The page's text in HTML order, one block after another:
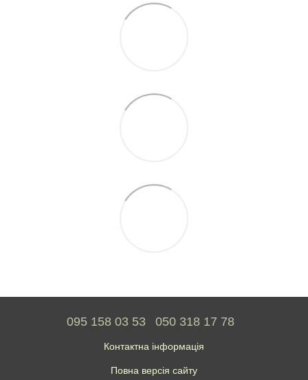
095 158 03 53 050 318 17 78
Контактна інформація
Повна версія сайту